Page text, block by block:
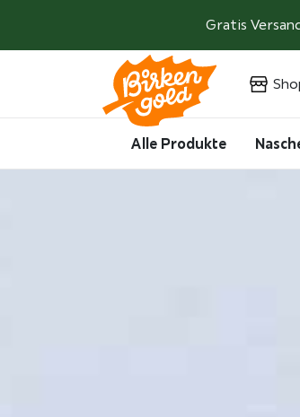
Gratis
Alle Produkte